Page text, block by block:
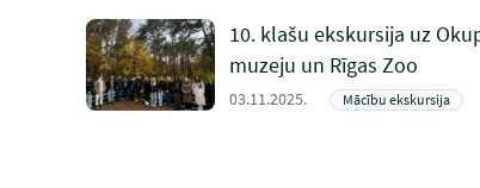
10. klašu ekskursija uz
muzeju un Rīgas Zoo
03.11.2025. Mācību ekskursija